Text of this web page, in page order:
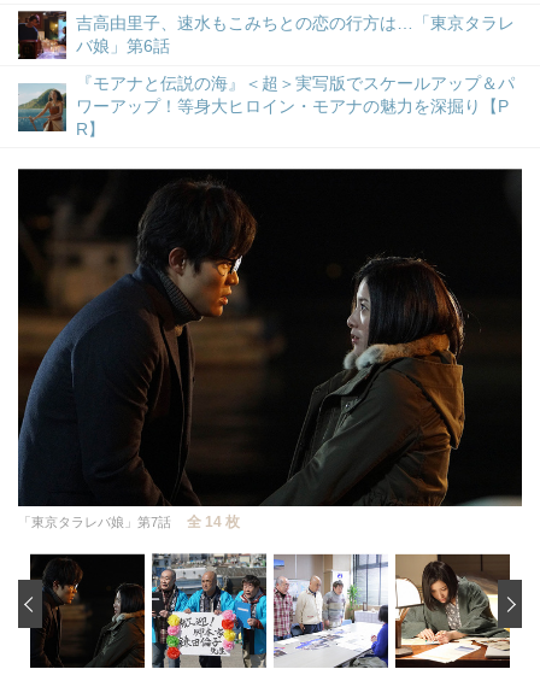
吉高由里子、速水もこみちとの恋の行方は…「東京タラレ
バ娘」第6話
『モアナと伝説の海』＜超＞実写版でスケールアップ＆パ
ワーアップ！等身大ヒロイン・モアナの魅力を深掘り【P
R】
「東京タラレバ娘」第7話 全 14 枚
‹